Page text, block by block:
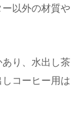
以外の材質や
り、水出し茶
コーヒー用は